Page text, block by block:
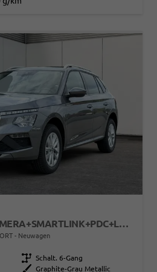
SELECTION SHZ+KAMERA+SMARTLINK+PDC+LED+16" ALU
Neuwagen
Getriebe Schalt. 6-Gang
Außenfarbe
Graphite-Grau Metallic